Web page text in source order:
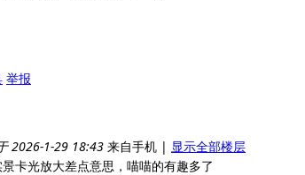
举报
2026-1-29 18:43 来自手机 | 显示全部楼层
卡光放大差点意思，喵喵的有趣多了